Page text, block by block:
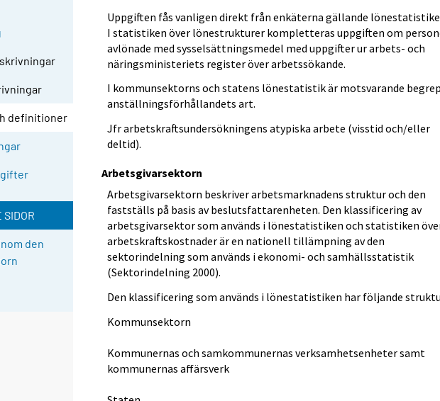
definitioner
den
Uppgiften fås vanligen direkt från enkäterna gällande
I statistiken över lönestrukturer kompletteras uppgiften om
avlönade med sysselsättningsmedel med uppgifter ur arbets- och
näringsministeriets register över arbetssökande.
I kommunsektorns och statens lönestatistik är motsvarande
anställningsförhållandets art.
Jfr arbetskraftsundersökningens atypiska arbete (visstid och/eller
deltid).
Arbetsgivarsektorn
Arbetsgivarsektorn beskriver arbetsmarknadens struktur och den
fastställs på basis av beslutsfattarenheten. Den klassificering av
arbetsgivarsektor som används i lönestatistiken och statistiken
arbetskraftskostnader är en nationell tillämpning av den
sektorindelning som används i ekonomi- och samhällsstatistik
(Sektorindelning 2000).
Den klassificering som används i lönestatistiken har följande
Kommunsektorn
Kommunernas och samkommunernas verksamhetsenheter samt
kommunernas affärsverk